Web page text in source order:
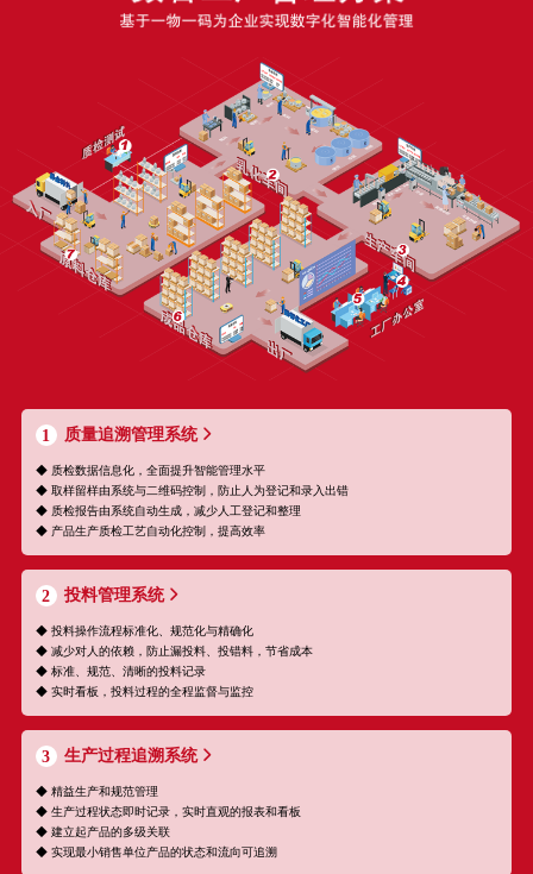
1 质量追溯管理系统
◆ 质检数据信息化，全面提升智能管理水平
◆ 取样留样由系统与二维码控制，防止人为登记和录入出错
◆ 质检报告由系统自动生成，减少人工登记和整理
◆ 产品生产质检工艺自动化控制，提高效率
2 投料管理系统
◆ 投料操作流程标准化、规范化与精确化
◆ 减少对人的依赖，防止漏投料、投错料，节省成本
◆ 标准、规范、清晰的投料记录
◆ 实时看板，投料过程的全程监督与监控
3 生产过程追溯系统
◆ 精益生产和规范管理
◆ 生产过程状态即时记录，实时直观的报表和看板
◆ 建立起产品的多级关联
◆ 实现最小销售单位产品的状态和流向可追溯